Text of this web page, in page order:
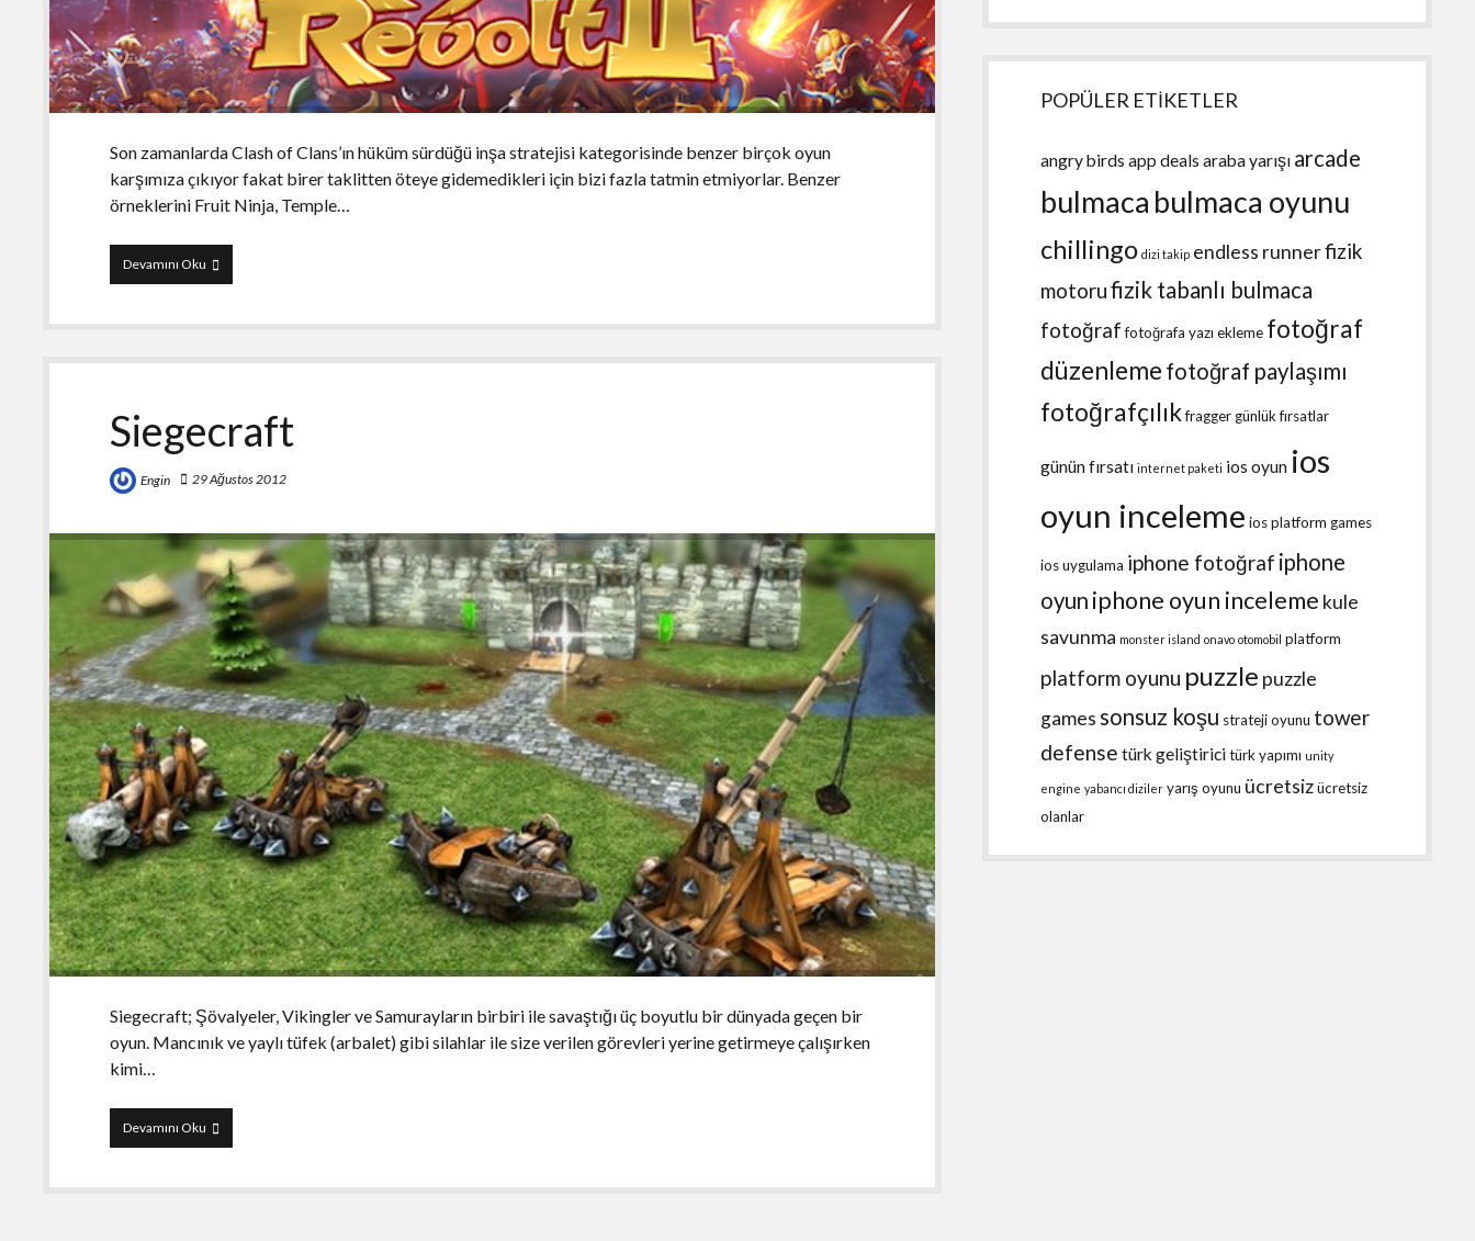
Son zamanlarda Clash of Clans’ın hüküm sürdüğü inşa stratejisi kategorisinde benzer birçok oyun
karşımıza çıkıyor fakat birer taklitten öteye gidemedikleri için bizi fazla tatmin etmiyorlar. Benzer
örneklerini Fruit Ninja, Temple…
Devamını Oku Royal
Revolt
Siegecraft
Engin 29 Ağustos 2012
Siegecraft; Şövalyeler, Vikingler ve Samurayların birbiri ile savaştığı üç boyutlu bir dünyada geçen bir
oyun. Mancınık ve yaylı tüfek (arbalet) gibi silahlar ile size verilen görevleri yerine getirmeye çalışırken
kimi…
Devamını Oku Siegecraft
POPÜLER ETİKETLER
angry birds app deals araba yarışı arcade
bulmaca bulmaca oyunu
chillingo dizi takip endless runnerfizik
motorufizik tabanlı bulmaca
fotoğraf fotoğrafa yazı ekleme fotoğraf
düzenleme fotoğraf paylaşımı
fotoğrafçılıkfraggergünlük fırsatlar
günün fırsatı internet paketi ios oyun ios
oyun inceleme ios platform games
ios uygulama iphone fotoğraf iphone
oyun iphone oyun inceleme kule
savunma monster island onavo otomobil platform
platform oyunu puzzle puzzle
games sonsuz koşu strateji oyunu tower
defense türk geliştiricitürk yapımı unity
engine yabancı diziler yarış oyunu ücretsizücretsiz
olanlar